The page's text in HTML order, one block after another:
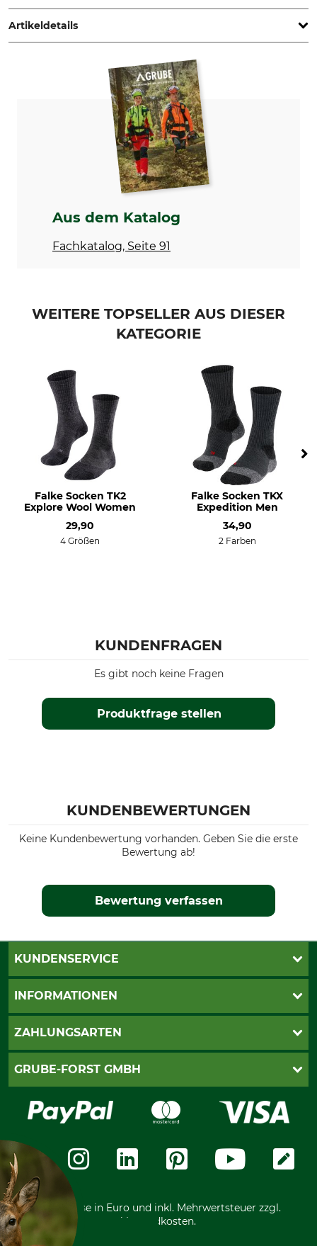
www.falke.com
Artikeldetails
Produkttyp
Socken
Modellbezeichnung
TK1 Adventure Wool Men
Oberstoff
70% Wolle
30% Polyamid
Feinwäsche/Wollwäsche
Bleichen
Nicht bleichen
Trocknen
Nicht im Wäschetrockner
trocknen
Bügeln
Nicht bügeln
smog
Sockengröße
Aus dem Katalog
Fachkatalog, Seite 91
WEITERE TOPSELLER AUS DIESER
KATEGORIE
Falke Socken TK2
Explore Wool Women
29,90
4 Größen
Falke Socken TKX
Expedition Men
34,90
2 Farben
KUNDENFRAGEN
Produktfrage stellen
Es gibt noch keine Fragen
KUNDENBEWERTUNGEN
Keine Kundenbewertung vorhanden. Geben Sie die erste
Bewertung ab!
Bewertung verfassen
KUNDENSERVICE
Katalogbestellung
INFORMATIONEN
AGB
Widerrufsformular
Zahlungsarten
ZAHLUNGSARTEN
PayPal
Rechnung
Vorkasse
GRUBE-FORST GMBH
Karriere
Über uns
Community
International
*Alle Preise in Euro und inkl. Mehrwertsteuer zzgl.
Versandkosten.